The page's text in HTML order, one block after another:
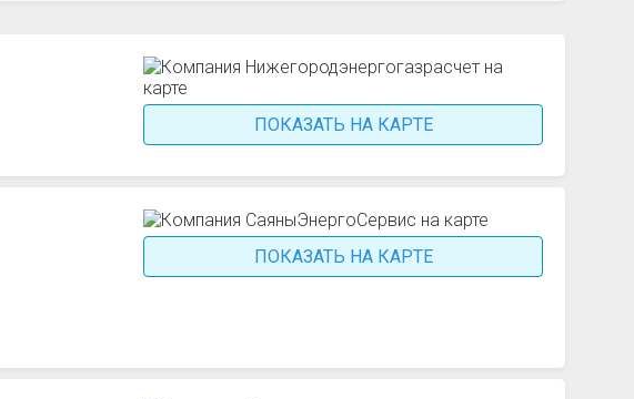
ПОКАЗАТЬ НА КАРТЕ
ПОКАЗАТЬ НА КАРТЕ